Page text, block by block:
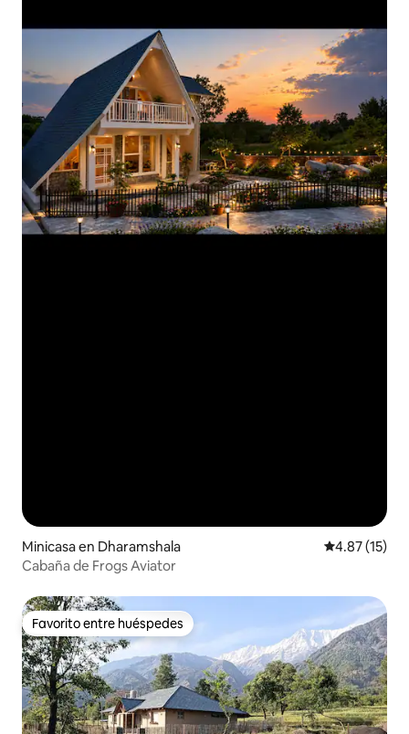
Minicasa en Dharamshala Calificación
4.87 (15)
Cabaña de Frogs Aviator
Favorito entre huéspedes
Favorito entre huéspedes